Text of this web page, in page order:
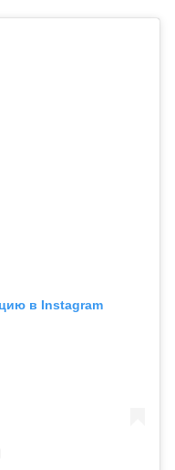
в Instagram